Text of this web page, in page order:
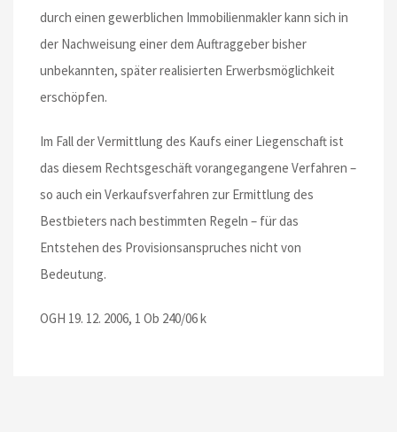
durch einen gewerblichen Immobilienmakler kann sich in
der Nachweisung einer dem Auftraggeber bisher
unbekannten, später realisierten Erwerbsmöglichkeit
erschöpfen.
Im Fall der Vermittlung des Kaufs einer Liegenschaft ist
das diesem Rechtsgeschäft vorangegangene Verfahren –
so auch ein Verkaufsverfahren zur Ermittlung des
Bestbieters nach bestimmten Regeln – für das
Entstehen des Provisionsanspruches nicht von
Bedeutung.
OGH 19. 12. 2006, 1 Ob 240/06 k